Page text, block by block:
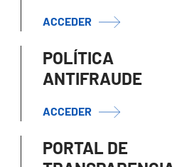
ACCEDER
POLÍTICA
ANTIFRAUDE
ACCEDER
PORTAL DE